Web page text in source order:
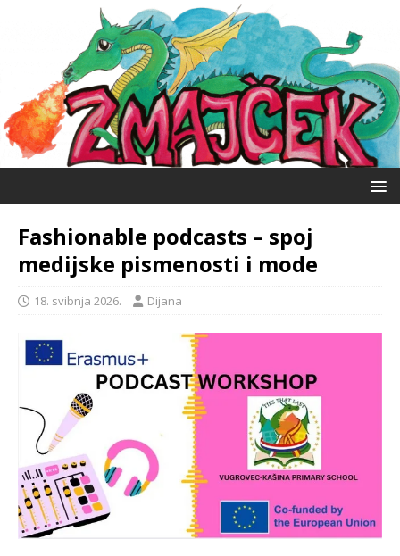
Fashionable podcasts – spoj
medijske pismenosti i mode
18. svibnja 2026. Dijana